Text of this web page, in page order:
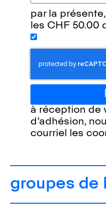
par la
les CHF 50.00
à réception de
d’adhésion,
courriel les
groupes de